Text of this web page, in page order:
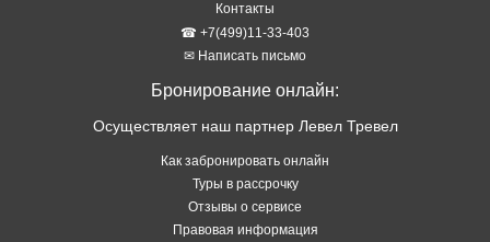
Контакты
☎ +7(499)11-33-403
✉ Написать письмо
Бронирование онлайн:
Осуществляет наш партнер Левел Тревел
Как забронировать онлайн
Туры в рассрочку
Отзывы о сервисе
Правовая информация